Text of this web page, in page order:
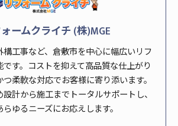
ームクライチ (株)MGE
工事など、倉敷市を中心に幅広いリフ
す。コストを抑えて高品質な仕上がり
柔軟な対応でお客様に寄り添います。
計から施工までトータルサポートし、
ゆるニーズにお応えします。